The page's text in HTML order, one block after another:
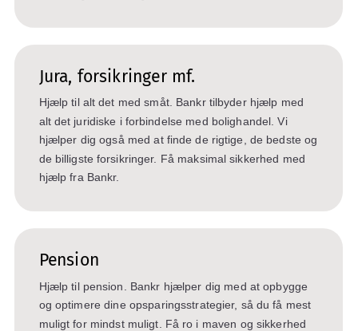
Jura, forsikringer mf.
Hjælp til alt det med småt. Bankr tilbyder hjælp med
alt det juridiske i forbindelse med bolighandel. Vi
hjælper dig også med at finde de rigtige, de bedste og
de billigste forsikringer. Få maksimal sikkerhed med
hjælp fra Bankr.
Pension
Hjælp til pension. Bankr hjælper dig med at opbygge
og optimere dine opsparingsstrategier, så du få mest
muligt for mindst muligt. Få ro i maven og sikkerhed